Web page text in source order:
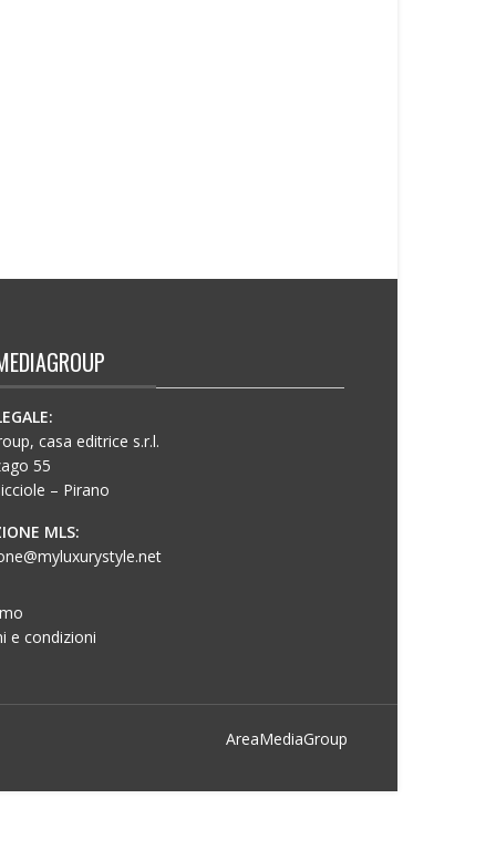
casa editrice s.r.l.
55
– Pirano
MLS:
e condizioni
AreaMediaGroup